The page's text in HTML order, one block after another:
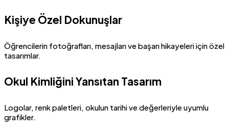
Kişiye Özel Dokunuşlar
Öğrencilerin fotoğrafları, mesajları ve başarı hikayeleri için özel
tasarımlar.
Okul Kimliğini Yansıtan Tasarım
Logolar, renk paletleri, okulun tarihi ve değerleriyle uyumlu
grafikler.